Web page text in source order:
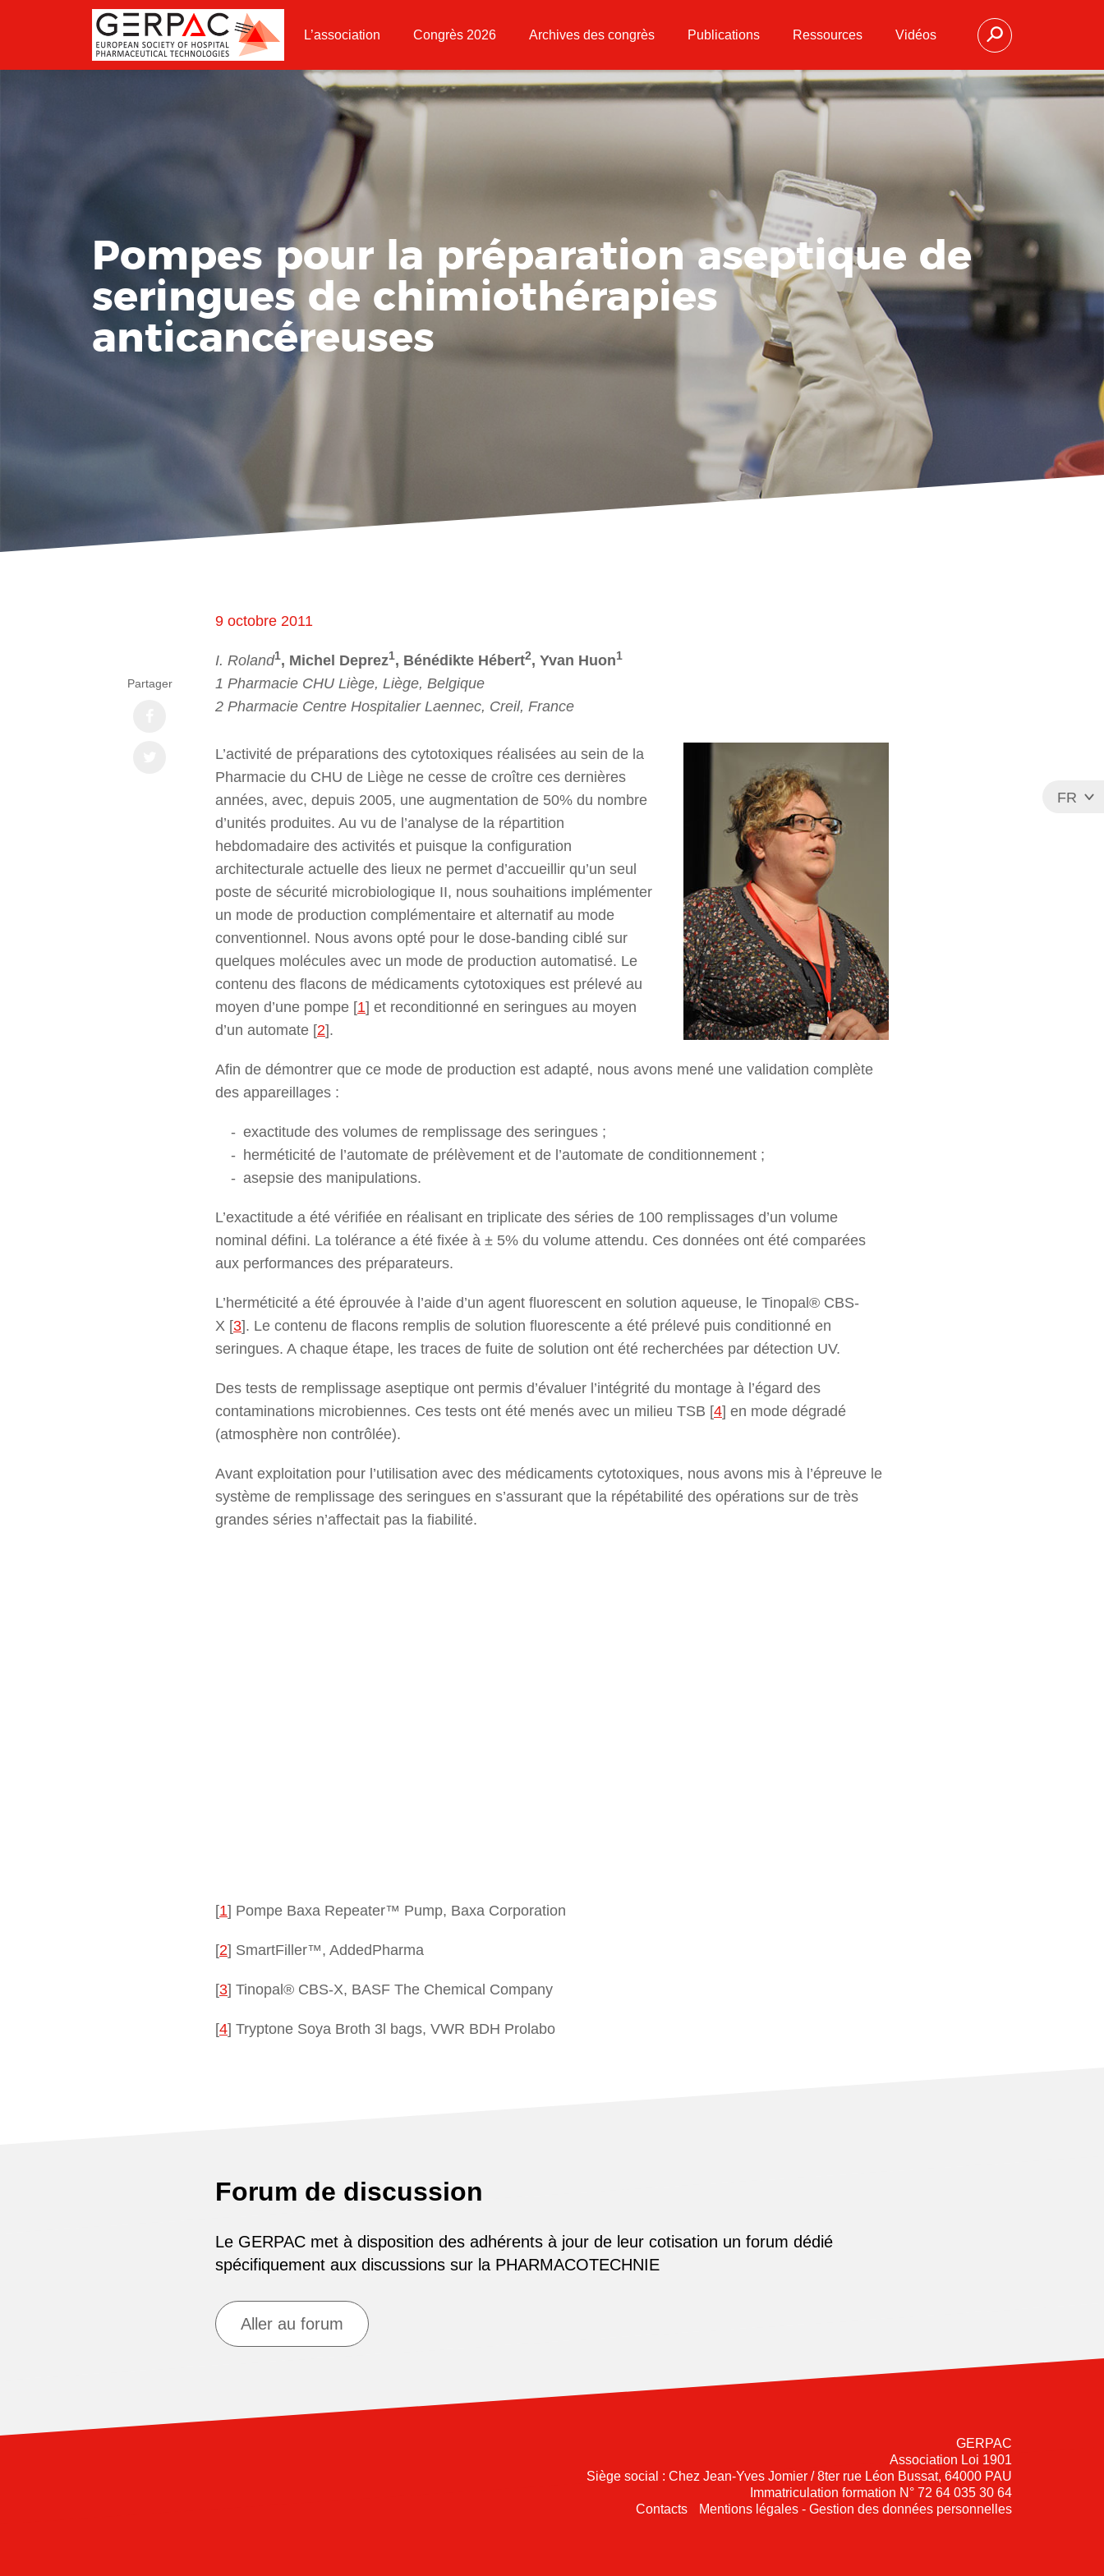
L’association Congrès 2026 Archives des congrès Publications Ressources Vidéos
FR
Pompes pour la préparation aseptique de
seringues de chimiothérapies
anticancéreuses
9 octobre 2011
I. Roland1, Michel Deprez1, Bénédikte Hébert2, Yvan Huon1
1 Pharmacie CHU Liège, Liège, Belgique
2 Pharmacie Centre Hospitalier Laennec, Creil, France
L’activité de préparations des cytotoxiques réalisées au sein de la
Pharmacie du CHU de Liège ne cesse de croître ces dernières
années, avec, depuis 2005, une augmentation de 50% du nombre
d’unités produites. Au vu de l’analyse de la répartition
hebdomadaire des activités et puisque la configuration
architecturale actuelle des lieux ne permet d’accueillir qu’un seul
poste de sécurité microbiologique II, nous souhaitions implémenter
un mode de production complémentaire et alternatif au mode
conventionnel. Nous avons opté pour le dose-banding ciblé sur
quelques molécules avec un mode de production automatisé. Le
contenu des flacons de médicaments cytotoxiques est prélevé au
moyen d’une pompe [1] et reconditionné en seringues au moyen
d’un automate [2].
Afin de démontrer que ce mode de production est adapté, nous avons mené une validation complète
des appareillages :
exactitude des volumes de remplissage des seringues ;
herméticité de l’automate de prélèvement et de l’automate de conditionnement ;
asepsie des manipulations.
L’exactitude a été vérifiée en réalisant en triplicate des séries de 100 remplissages d’un volume
nominal défini. La tolérance a été fixée à ± 5% du volume attendu. Ces données ont été comparées
aux performances des préparateurs.
L’herméticité a été éprouvée à l’aide d’un agent fluorescent en solution aqueuse, le Tinopal® CBS-
X [3]. Le contenu de flacons remplis de solution fluorescente a été prélevé puis conditionné en
seringues. A chaque étape, les traces de fuite de solution ont été recherchées par détection UV.
Des tests de remplissage aseptique ont permis d’évaluer l’intégrité du montage à l’égard des
contaminations microbiennes. Ces tests ont été menés avec un milieu TSB [4] en mode dégradé
(atmosphère non contrôlée).
Avant exploitation pour l’utilisation avec des médicaments cytotoxiques, nous avons mis à l’épreuve le
système de remplissage des seringues en s’assurant que la répétabilité des opérations sur de très
grandes séries n’affectait pas la fiabilité.
[1] Pompe Baxa Repeater™ Pump, Baxa Corporation
[2] SmartFiller™, AddedPharma
[3] Tinopal® CBS-X, BASF The Chemical Company
[4] Tryptone Soya Broth 3l bags, VWR BDH Prolabo
Partager
Forum de discussion
Le GERPAC met à disposition des adhérents à jour de leur cotisation un forum dédié
spécifiquement aux discussions sur la PHARMACOTECHNIE
Aller au forum
GERPAC
Association Loi 1901
Siège social : Chez Jean-Yves Jomier / 8ter rue Léon Bussat, 64000 PAU
Immatriculation formation N° 72 64 035 30 64
Contacts
Mentions légales - Gestion des données personnelles